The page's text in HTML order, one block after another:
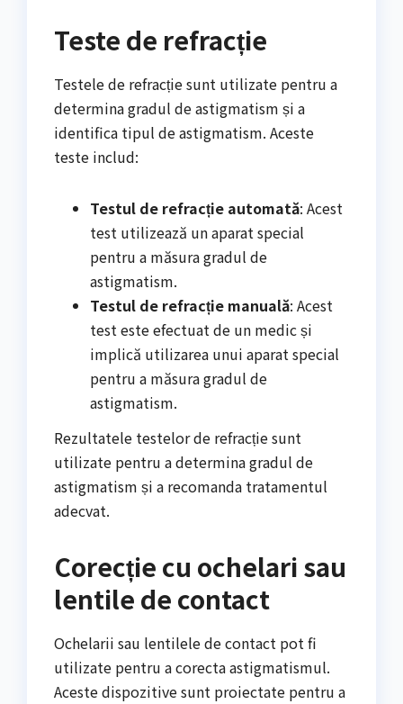
Teste de refracție
Testele de refracție sunt utilizate pentru a
determina gradul de astigmatism și a
identifica tipul de astigmatism. Aceste
teste includ:
Testul de refracție automată: Acest
test utilizează un aparat special
pentru a măsura gradul de
astigmatism.
Testul de refracție manuală: Acest
test este efectuat de un medic și
implică utilizarea unui aparat special
pentru a măsura gradul de
astigmatism.
Rezultatele testelor de refracție sunt
utilizate pentru a determina gradul de
astigmatism și a recomanda tratamentul
adecvat.
Corecție cu ochelari sau
lentile de contact
Ochelarii sau lentilele de contact pot fi
utilizate pentru a corecta astigmatismul.
Aceste dispozitive sunt proiectate pentru a